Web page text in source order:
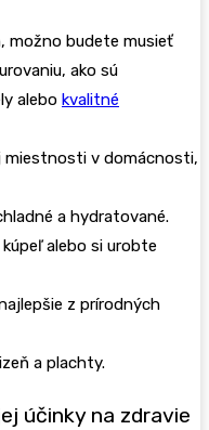
možno budete musieť
ako sú
alebo kvalitné
miestnosti v domácnosti,
a hydratované.
alebo si urobte
z prírodných
a plachty.
účinky na zdravie